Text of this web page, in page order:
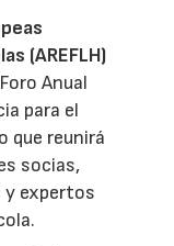
(AREFLH)
Anual
para el
que reunirá
socias,
y expertos